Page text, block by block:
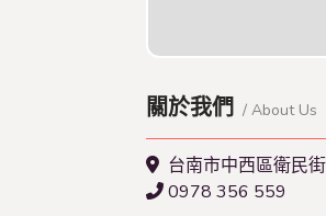
關於我們 / About Us
台南市中西區衛民
0978 356 559